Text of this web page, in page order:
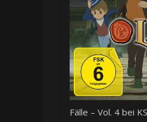
Fälle – Vol. 4 bei